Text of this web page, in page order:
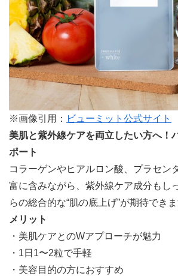
※画像引用： ビューミット公式サイト
美肌と紫外線ケアを両立したい方へ！
ポート
コラーゲンやヒアルロン酸、プラセン
富に含みながら、紫外線ケア成分もし
らの総合的な“肌の底上げ”が期待できま
メリット
・美肌ケアとのWアプローチが魅力
・1日1〜2粒で手軽
・美容目的の方におすすめ